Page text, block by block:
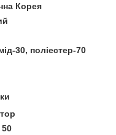
Корея
30, поліестер-70
50